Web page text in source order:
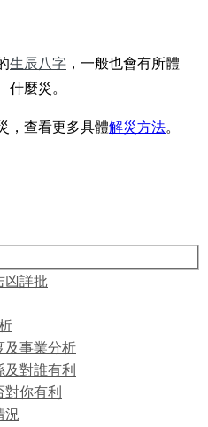
生辰八字 ，一般也會有所體
什麼災。
，查看更多具體解災方法。
凶詳批
及事業分析
對誰有利
你有利
況